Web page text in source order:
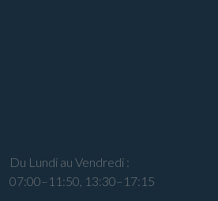
Du Lundi au Vendredi :
07:00–11:50, 13:30–17:15